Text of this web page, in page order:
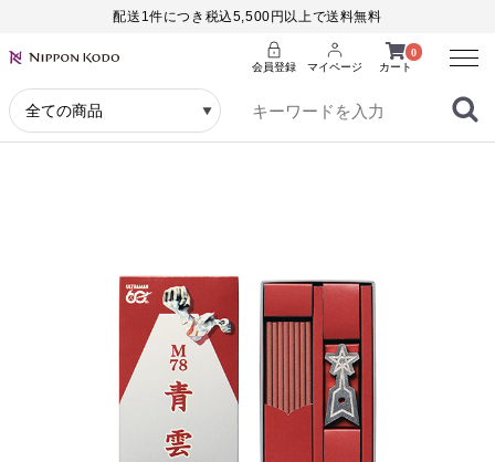
配送1件につき税込5,500円以上で送料無料
0
カート
会員登録 マイページ
Menu